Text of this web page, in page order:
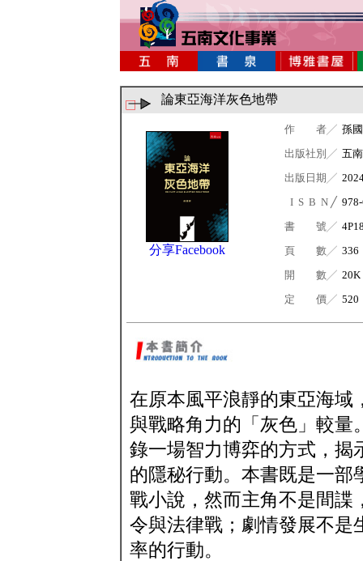
論東亞海洋灰色地帶
分享Facebook
作 者╱ 孫
出版社別╱ 五南
出版日期╱
I S B N ╱
書 號╱
頁 數╱ 336
開 數╱ 20K
定 價╱ 520
在原本風平浪靜的東亞海域
與戰略角力的「灰色」較量
錄一場智力博弈的方式，揭
的隱秘行動。本書既是一部
戰小說，然而主角不是間諜
令與法律戰；劇情發展不是
率的行動。